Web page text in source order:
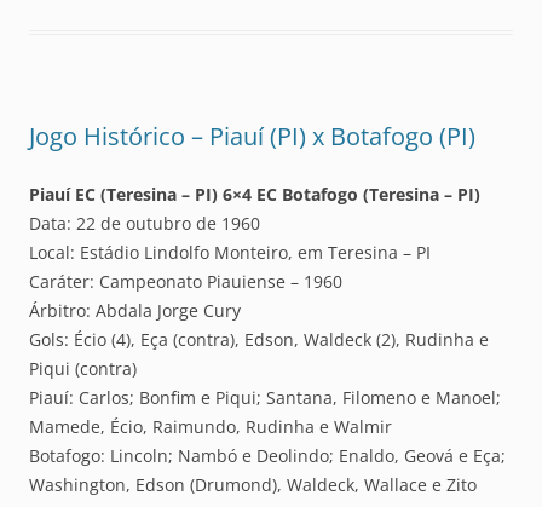
Jogo Histórico – Piauí (PI) x Botafogo (PI)
Piauí EC (Teresina – PI) 6×4 EC Botafogo (Teresina – PI)
Data: 22 de outubro de 1960
Local: Estádio Lindolfo Monteiro, em Teresina – PI
Caráter: Campeonato Piauiense – 1960
Árbitro: Abdala Jorge Cury
Gols: Écio (4), Eça (contra), Edson, Waldeck (2), Rudinha e
Piqui (contra)
Piauí: Carlos; Bonfim e Piqui; Santana, Filomeno e Manoel;
Mamede, Écio, Raimundo, Rudinha e Walmir
Botafogo: Lincoln; Nambó e Deolindo; Enaldo, Geová e Eça;
Washington, Edson (Drumond), Waldeck, Wallace e Zito